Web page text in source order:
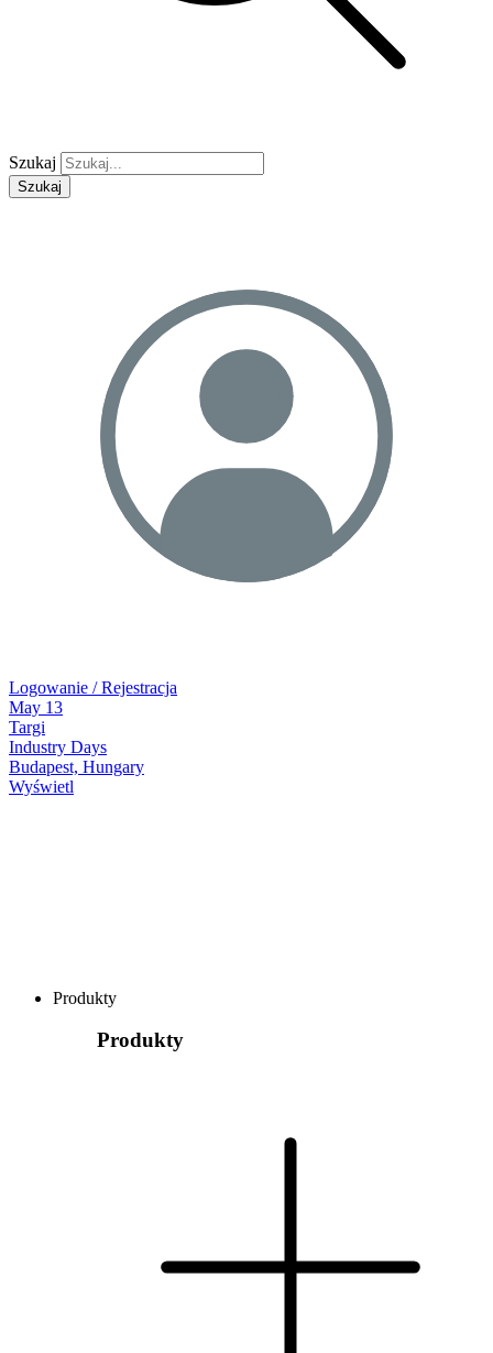
Szukaj
Szukaj
Logowanie / Rejestracja
May 13
Targi
Industry Days
Budapest, Hungary
Wyświetl
Produkty
Produkty